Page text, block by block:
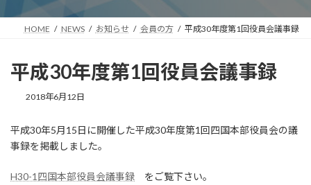
HOME NEWS お知らせ 会員の方 平成30年度第1回役員会議事録
平成30年度第1回役員会議事録
2018年6月12日
平成30年5月15日に開催した平成30年度第1回四国本部役員会の議
事録を掲載しました。
H30-1四国本部役員会議事録 をご覧下さい。